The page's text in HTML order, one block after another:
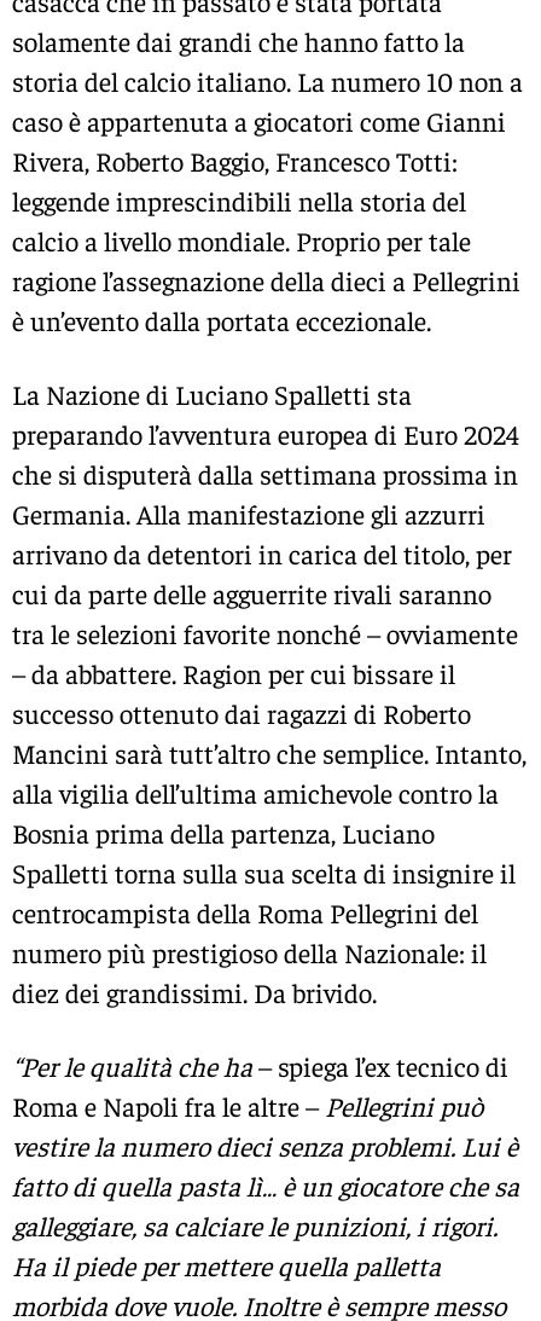
solamente dai grandi che hanno fatto la
storia del calcio italiano. La numero 10 non a
caso è appartenuta a giocatori come Gianni
Rivera, Roberto Baggio, Francesco Totti:
leggende imprescindibili nella storia del
calcio a livello mondiale. Proprio per tale
ragione l’assegnazione della dieci a Pellegrini
è un’evento dalla portata eccezionale.
La Nazione di Luciano Spalletti sta
preparando l’avventura europea di Euro 2024
che si disputerà dalla settimana prossima in
Germania. Alla manifestazione gli azzurri
arrivano da detentori in carica del titolo, per
cui da parte delle agguerrite rivali saranno
tra le selezioni favorite nonché – ovviamente
– da abbattere. Ragion per cui bissare il
successo ottenuto dai ragazzi di Roberto
Mancini sarà tutt’altro che semplice. Intanto,
alla vigilia dell’ultima amichevole contro la
Bosnia prima della partenza, Luciano
Spalletti torna sulla sua scelta di insignire il
centrocampista della Roma Pellegrini del
numero più prestigioso della Nazionale: il
diez dei grandissimi. Da brivido.
“Per le qualità che ha– spiega l’ex tecnico di
Roma e Napoli fra le altre – Pellegrini può
vestire la numero dieci senza problemi. Lui è
fatto di quella pasta lì… è un giocatore che sa
galleggiare, sa calciare le punizioni, i rigori.
Ha il piede per mettere quella palletta
morbida dove vuole. Inoltre è sempre messo